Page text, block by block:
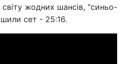
жодних шансів, "синьо-
сет - 25:16.